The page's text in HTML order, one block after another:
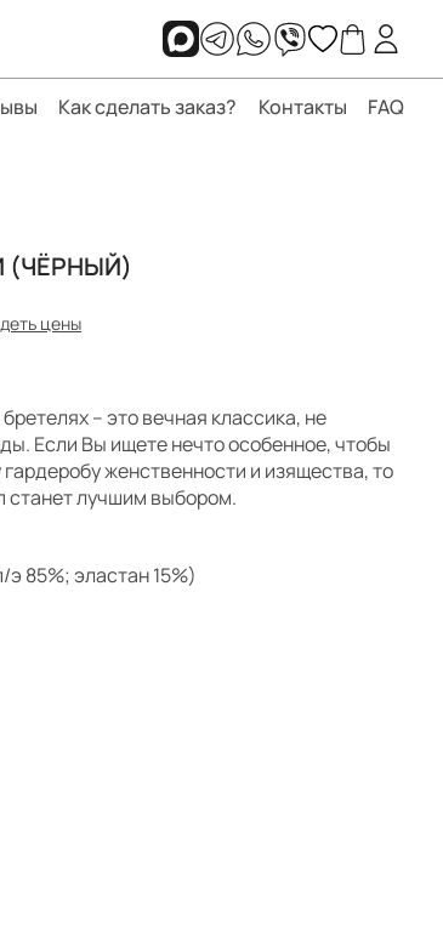
Как сделать заказ? Контакты FAQ
(ЧЁРНЫЙ)
цены
– это вечная классика, не
Если Вы ищете нечто особенное, чтобы
женственности и изящества, то
станет лучшим выбором.
85%; эластан 15%)